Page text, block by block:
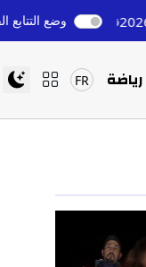
إعادة القاصرين المغاربة
وضع التتابع
رياضة FR